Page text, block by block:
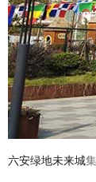
六安绿地未来城